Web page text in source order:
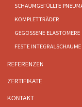
SCHAUMGEFÜLLTE
KOMPLETTRÄDER
GEGOSSENE ELASTOMERE
FESTE INTEGRALSCHAUME
REFERENZEN
ZERTIFIKATE
KONTAKT
ursprünglichen
Die Stärke beträgt
Typ des Werkstoffs.
von Teilen aus